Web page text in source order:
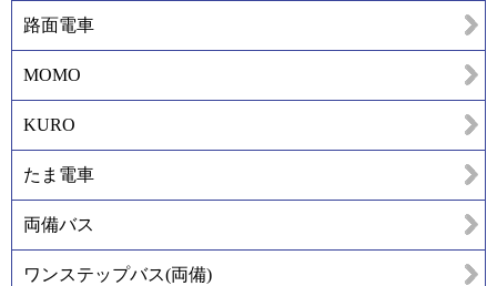
路面電車
MOMO
KURO
たま電車
両備バス
ワンステップバス(両備)